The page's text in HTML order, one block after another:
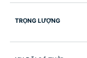
TRỌNG LƯỢNG